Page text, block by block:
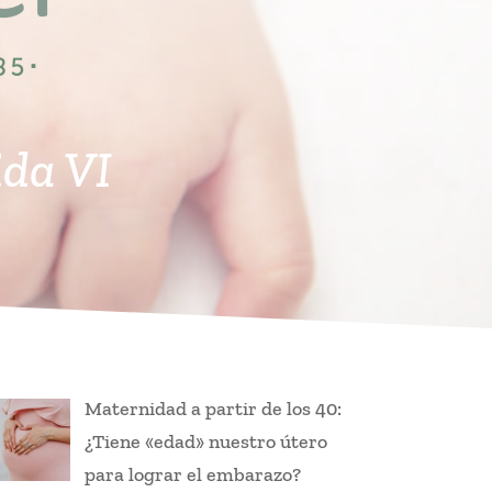
VI
Maternidad a partir de los 40:
¿Tiene «edad» nuestro útero
para lograr el embarazo?